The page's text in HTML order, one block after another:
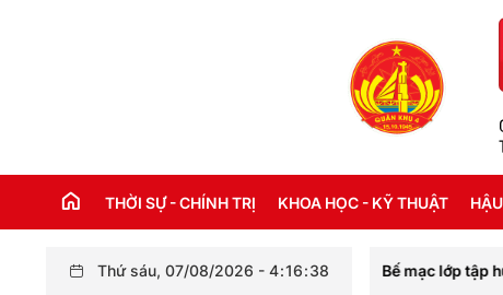
THỜI SỰ - CHÍNH TRỊ KHOA HỌC - KỸ THUẬT
Thứ sáu, 07/08/2026 - 4:16:40
Bế mạc lớp tập huấn công tác